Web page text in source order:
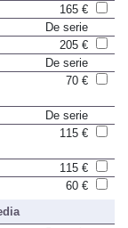
165 €
De serie
205 €
De serie
70 €
De serie
115 €
115 €
60 €